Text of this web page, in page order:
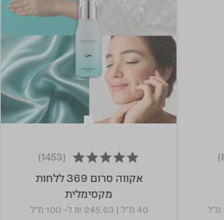
4.9 star rating
(1453)
אקווה סרום 369 ללחות
מקסימלית
40 מ"ל ₪ 245.63 ל- 100 מ"ל